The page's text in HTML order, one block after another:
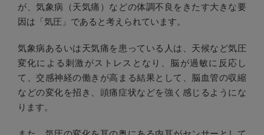
が、気象病（天気痛）などの体調不良をきたす大きな要
因は「気圧」であると考えられています。
気象病あるいは天気痛を患っている人は、天候など気圧
変化による刺激がストレスとなり、脳が過敏に反応し
て、交感神経の働きが高まる結果として、脳血管の収縮
などの変化を招き、頭痛症状などを強く感じるようにな
ります。